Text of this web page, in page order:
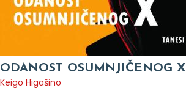
ODANOST OSUMNJIČENOG X
Keigo Higašino